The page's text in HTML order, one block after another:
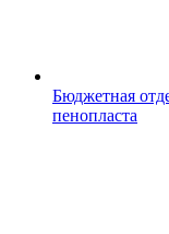
Бюджетная
пенопласта